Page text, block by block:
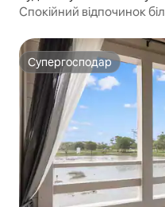
Спокійний відпочинок
Супергосподар
Супергосподар